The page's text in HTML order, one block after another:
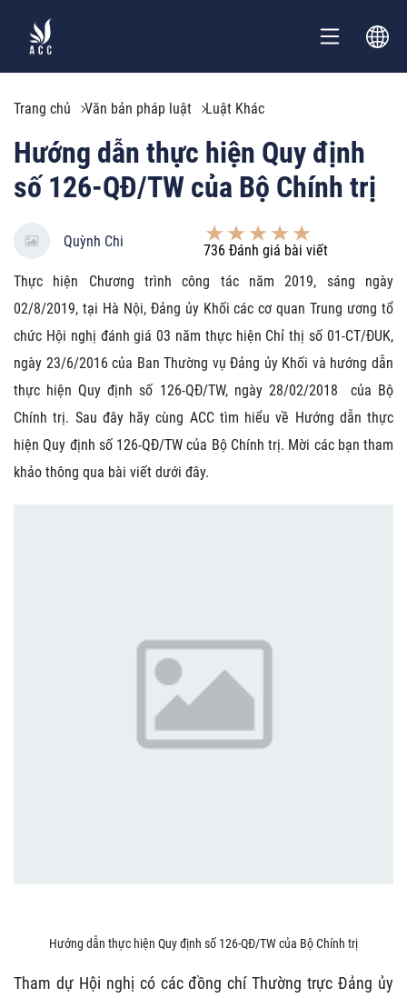
Trang chủ Văn bản pháp luật Luật Khác
Hướng dẫn thực hiện Quy định
số 126-QĐ/TW của Bộ Chính trị
Quỳnh Chi
736 Đánh giá bài viết
Thực hiện Chương trình công tác năm 2019, sáng ngày
02/8/2019, tại Hà Nội, Đảng ủy Khối các cơ quan Trung ương tổ
chức Hội nghị đánh giá 03 năm thực hiện Chỉ thị số 01-CT/ĐUK,
ngày 23/6/2016 của Ban Thường vụ Đảng ủy Khối và hướng dẫn
thực hiện Quy định số 126-QĐ/TW, ngày 28/02/2018 của Bộ
Chính trị. Sau đây hãy cùng ACC tìm hiểu về Hướng dẫn thực
hiện Quy định số 126-QĐ/TW của Bộ Chính trị. Mời các bạn tham
khảo thông qua bài viết dưới đây.
Hướng dẫn thực hiện Quy định số 126-QĐ/TW của Bộ Chính trị
Tham dự Hội nghị có các đồng chí Thường trực Đảng ủy